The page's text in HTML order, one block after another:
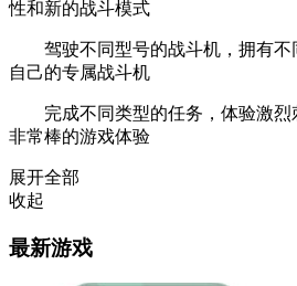
性和新的战斗模式
驾驶不同型号的战斗机，拥有不
自己的专属战斗机
完成不同类型的任务，体验激烈
非常棒的游戏体验
展开全部
收起
最新游戏